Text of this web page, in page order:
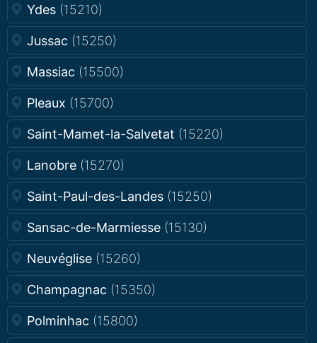
Ydes (15210)
Jussac (15250)
Massiac (15500)
Pleaux (15700)
Saint-Mamet-la-Salvetat (15220)
Lanobre (15270)
Saint-Paul-des-Landes (15250)
Sansac-de-Marmiesse (15130)
Neuvéglise (15260)
Champagnac (15350)
Polminhac (15800)